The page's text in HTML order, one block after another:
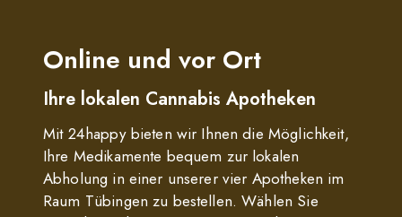
Online und vor Ort
Ihre lokalen Cannabis Apotheken
Mit 24happy bieten wir Ihnen die Möglichkeit,
Ihre Medikamente bequem zur lokalen
Abholung in einer unserer vier Apotheken im
Raum Tübingen zu bestellen. Wählen Sie